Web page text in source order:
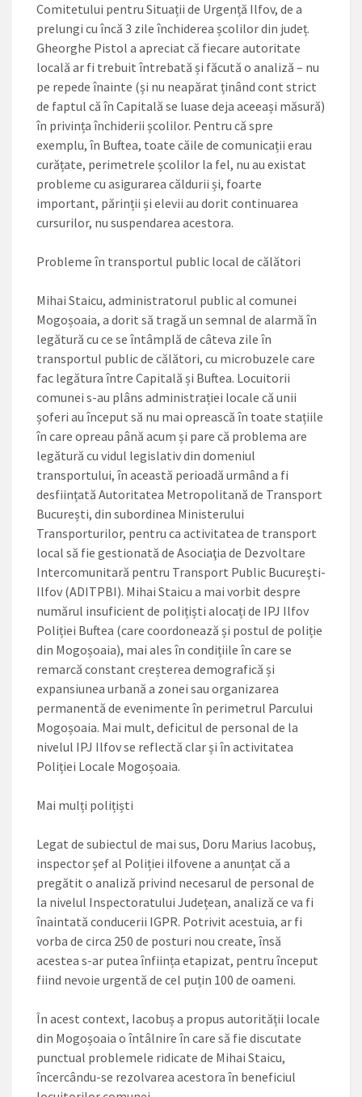
Comitetului pentru Situații de Urgență Ilfov, de a
prelungi cu încă 3 zile închiderea școlilor din județ.
Gheorghe Pistol a apreciat că fiecare autoritate
locală ar fi trebuit întrebată și făcută o analiză – nu
pe repede înainte (și nu neapărat ținând cont strict
de faptul că în Capitală se luase deja aceeași măsură)
în privința închiderii școlilor. Pentru că spre
exemplu, în Buftea, toate căile de comunicații erau
curățate, perimetrele școlilor la fel, nu au existat
probleme cu asigurarea căldurii și, foarte
important, părinții și elevii au dorit conti­nuarea
cursurilor, nu suspendarea acestora.
Probleme în transportul public local de călători
Mihai Staicu, administratorul public al comunei
Mogoșoaia, a dorit să tragă un semnal de alarmă în
legătură cu ce se întâmplă de câteva zile în
transportul public de călători, cu microbuzele care
fac legătura între Capitală și Buftea. Locuitorii
comunei ­s-au plâns administrației locale că unii
șoferi au început să nu mai oprească în toate stațiile
în care opreau până acum și pare că problema are
legătură cu vidul legislativ din domeniul
transportului, în această perioadă urmând a fi
desființată Autoritatea Metropolitană de Transport
București, din subordinea Ministerului
Transporturilor, pentru ca activitatea de transport
local să fie gestionată de Asociaţia de Dezvoltare
Intercomunitară pentru Transport Public Bucureşti-
Ilfov (ADITPBI). Mihai Stai­cu a mai vorbit despre
numărul insuficient de polițiști alocați de IPJ Ilfov
Poliției Buftea (care coordonează și postul de poliție
din Mogoșoaia), mai ales în condițiile în care se
remarcă constant creșterea demografică și
expansiunea urbană a zonei sau organizarea
permanentă de evenimente în perimetrul Parcului
Mogoșoaia. Mai mult, deficitul de personal de la
nivelul IPJ Ilfov se reflectă clar și în activitatea
Poliției Locale Mogoșoaia.
Mai mulți polițiști
Legat de subiectul de mai sus, Doru Marius Iacobuș,
inspector șef al Poliției ilfovene a anunțat că a
pregătit o analiză privind necesarul de personal de
la nivelul Inspectoratului Județean, analiză ce va fi
înaintată conducerii IGPR. Potrivit acestuia, ar fi
vorba de circa 250 de posturi nou create, însă
acestea s-ar putea înființa etapizat, pentru început
fiind nevoie urgentă de cel puțin 100 de oameni.
În acest ­context, Iacobuș a propus au­to­ri­tății locale
din Mogo­șoa­ia o întâlnire în care să fie discutate
punctual problemele ridicate de Mihai ­Staicu,
încercându-se rezolvarea acestora în beneficiul